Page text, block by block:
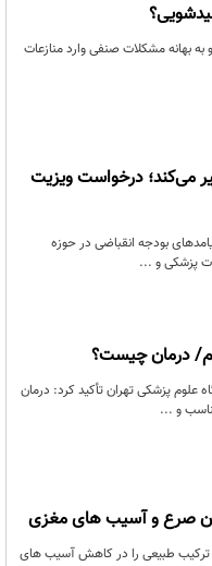
بهانه مشکلات صنفی وارد منازعات
می‌کند؛ درخواست ویزیت
بودجه انقباضی در حوزه
پزشکی و ...
درمان چیست؟
پزشکی تهران تأکید کرد: درمان
و ...
صرع و آسیب های مغزی
طبیعی را در کاهش آسیب های